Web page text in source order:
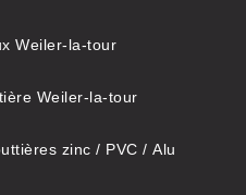
Weiler-la-tour
Weiler-la-tour
zinc / PVC / Alu